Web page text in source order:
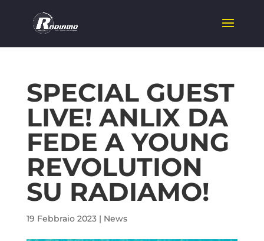
SPECIAL GUEST
LIVE! ANLIX DA
FEDE A YOUNG
REVOLUTION
SU RADIAMO!
19 Febbraio 2023| News